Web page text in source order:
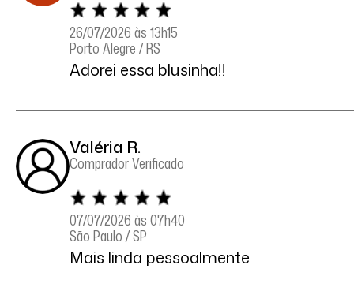
26/07/2026 às 13h15
Porto Alegre / RS
Adorei essa blusinha!!
Valéria R.
Comprador Verificado
07/07/2026 às 07h40
São Paulo / SP
Mais linda pessoalmente